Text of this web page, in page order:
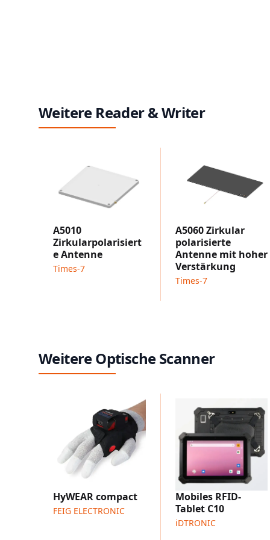
Weitere Reader & Writer
A5010
Zirkularpolarisiert
e Antenne
Times-7
A5060 Zirkular
polarisierte
Antenne mit hoher
Verstärkung
Times-7
Weitere Optische Scanner
HyWEAR compact
FEIG ELECTRONIC
Mobiles RFID-
Tablet C10
iDTRONIC